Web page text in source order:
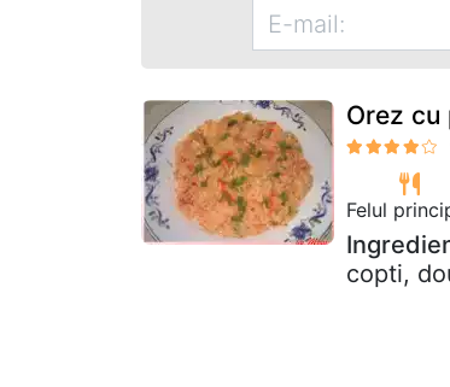
Orez
Felul
copti,